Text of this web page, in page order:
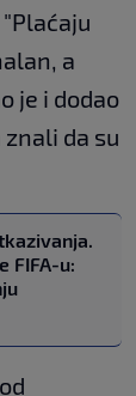
a
je i dodao
da su
FIFA-u: